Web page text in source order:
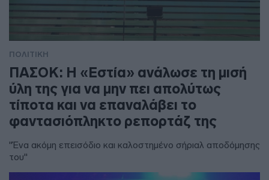
ΠΟΛΙΤΙΚΗ
ΠΑΣΟΚ: Η «Εστία» ανάλωσε τη μισή
ύλη της για να μην πει απολύτως
τίποτα και να επαναλάβει το
φαντασιόπληκτο ρεπορτάζ της
"Ένα ακόμη επεισόδιο και καλοστημένο σήριαλ αποδόμησης
του"